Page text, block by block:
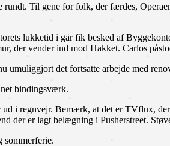
Til gene for folk, der færdes,
lukketid i går fik besked af
der vender ind mod Hakket. Carlos
det fortsatte arbejde med
bindingsværk.
i regnvejr. Bemærk, at det er TVflux,
der er lagt belægning i Pusherstreet.
sommerferie.